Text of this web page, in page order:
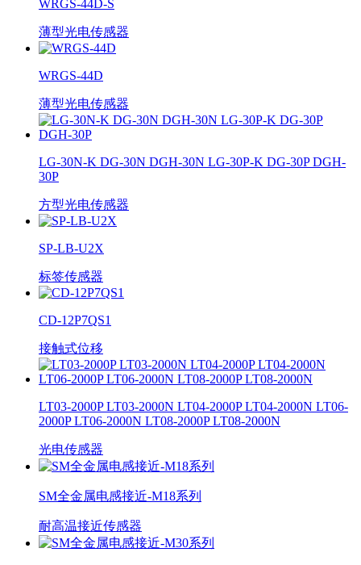
WRGS-44D-S
薄型光电传感器
WRGS-44D
薄型光电传感器
LG-30N-K DG-30N DGH-30N LG-30P-K DG-30P DGH-
30P
方型光电传感器
SP-LB-U2X
标签传感器
CD-12P7QS1
接触式位移
LT03-2000P LT03-2000N LT04-2000P LT04-2000N LT06-
2000P LT06-2000N LT08-2000P LT08-2000N
光电传感器
SM全金属电感接近-M18系列
耐高温接近传感器